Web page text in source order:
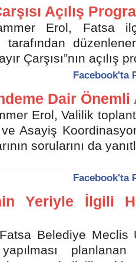
Açılış
Erol, Fatsa
tarafından
Çarşısı”nın açılış
Facebook'ta
Dair Önemli
Erol, Valilik
Asayiş
sorularını da
Facebook'ta
Yeriyle İlgili
Belediye Meclis
yapılması